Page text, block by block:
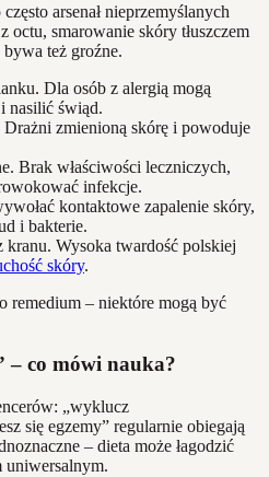
arsenał nieprzemyślanych
octu, smarowanie skóry tłuszczem
też groźne.
Dla osób z alergią mogą
nasilić świąd.
Drażni zmienioną skórę i powoduje
Brak właściwości leczniczych,
infekcje.
kontaktowe zapalenie skóry,
i bakterie.
kranu. Wysoka twardość polskiej
skóry.
remedium – niektóre mogą być
– co mówi nauka?
„wyklucz
się egzemy” regularnie obiegają
– dieta może łagodzić
uniwersalnym.